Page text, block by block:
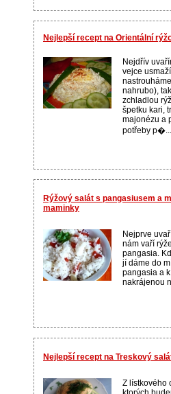
Nejlepší recept na Orientální
Nejdřív
vejce
nahrubo),
zchladlou
špetku kari,
majonézu a
potřeby p�...
Rýžový salát s pangasiusem a
maminky
Nejprve
nám vaří
pangasia.
jí dáme do
pangasia a
nakrájenou
Nejlepší recept na Treskový
Z lístkového